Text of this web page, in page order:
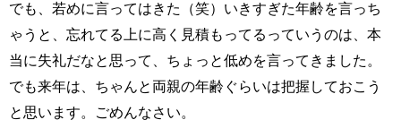
でも、若めに言ってはきた（笑）いきすぎた年齢を言っち
ゃうと、忘れてる上に高く見積もってるっていうのは、本
当に失礼だなと思って、ちょっと低めを言ってきました。
でも来年は、ちゃんと両親の年齢ぐらいは把握しておこう
と思います。ごめんなさい。